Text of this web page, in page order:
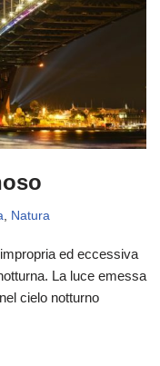
, Natura
impropria ed eccessiva
La luce emessa
cielo notturno